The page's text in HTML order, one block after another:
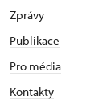
Zprávy
Publikace
Pro média
Kontakty